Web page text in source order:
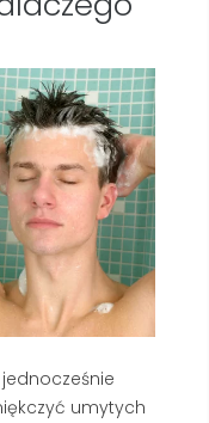
umytych